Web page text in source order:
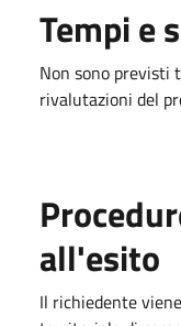
Tempi e
Non sono previsti
rivalutazioni del
all'esito
Il richiedente